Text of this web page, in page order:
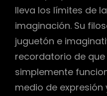
lleva los límites de
imaginación. Su
juguetón e
recordatorio de que
simplemente
medio de